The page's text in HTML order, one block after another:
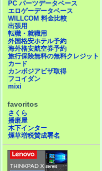
PC パーツデータベース
エロゲーデータベース
WILLCOM 料金比較
出張用
転職・就職用
外国格安ホテル予約
海外格安航空券予約
旅行保険無料の無料クレジット
カード
カンボジアビザ取得
フコイダン
mixi
favoritos
さくら
播磨屋
木下インター
煙草増税賛成署名